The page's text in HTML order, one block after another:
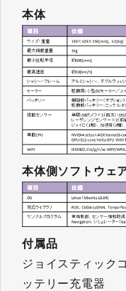
本体
本体側ソフトウェ
付属品
ジョイスティック
ッテリー充電器